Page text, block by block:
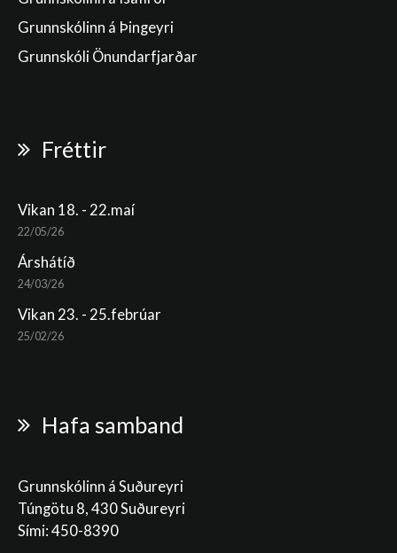
Grunnskólinn á Þingeyri
Grunnskóli Önundarfjarðar
Fréttir
Vikan 18. - 22.maí
22/05/26
Árshátíð
24/03/26
Vikan 23. - 25.febrúar
25/02/26
Hafa samband
Grunnskólinn á Suðureyri
Túngötu 8, 430 Suðureyri
Sími: 450-8390